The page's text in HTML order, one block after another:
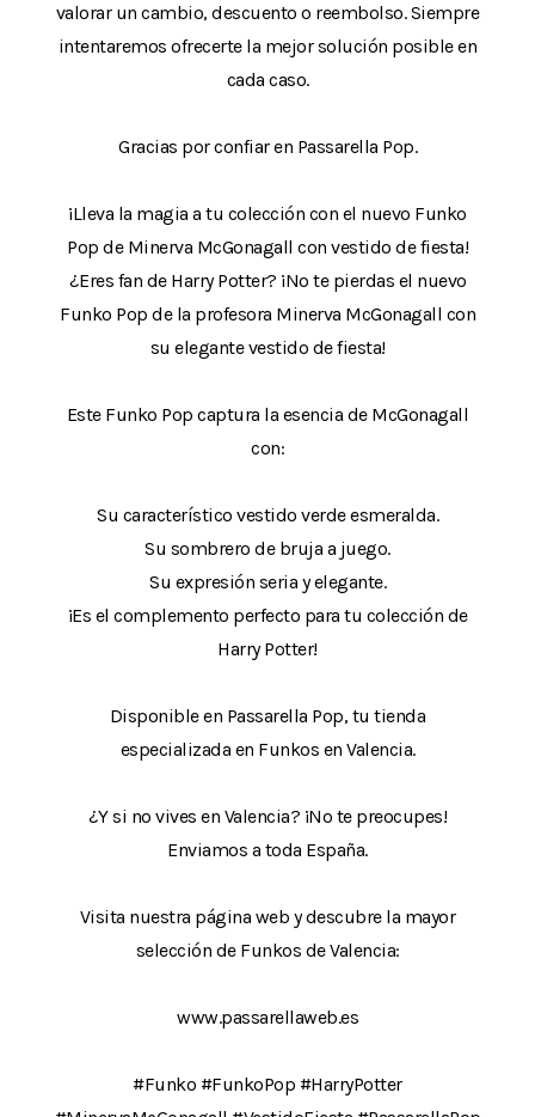
valorar un cambio, descuento o reembolso. Siempre
intentaremos ofrecerte la mejor solución posible en
cada caso.
Gracias por confiar en Passarella Pop.
¡Lleva la magia a tu colección con el nuevo Funko
Pop de Minerva McGonagall con vestido de fiesta!
¿Eres fan de Harry Potter? ¡No te pierdas el nuevo
Funko Pop de la profesora Minerva McGonagall con
su elegante vestido de fiesta!
Este Funko Pop captura la esencia de McGonagall
con:
Su característico vestido verde esmeralda.
Su sombrero de bruja a juego.
Su expresión seria y elegante.
¡Es el complemento perfecto para tu colección de
Harry Potter!
Disponible en Passarella Pop, tu tienda
especializada en Funkos en Valencia.
¿Y si no vives en Valencia? ¡No te preocupes!
Enviamos a toda España.
Visita nuestra página web y descubre la mayor
selección de Funkos de Valencia:
www.passarellaweb.es
#Funko #FunkoPop #HarryPotter